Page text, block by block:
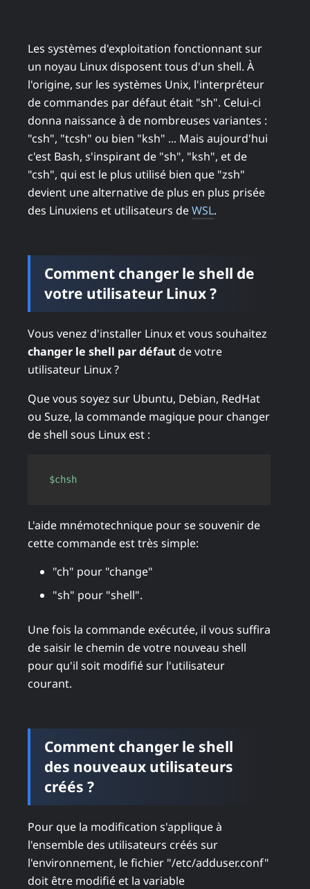
Les systèmes d'exploitation fonctionnant sur
un noyau Linux disposent tous d'un shell. À
l'origine, sur les systèmes Unix, l'interpréteur
de commandes par défaut était "sh". Celui-ci
donna naissance à de nombreuses variantes :
"csh", "tcsh" ou bien "ksh" ... Mais aujourd'hui
c'est Bash, s'inspirant de "sh", "ksh", et de
"csh", qui est le plus utilisé bien que "zsh"
devient une alternative de plus en plus prisée
des Linuxiens et utilisateurs deWSL.
Comment changer le shell de
votre utilisateur Linux ?
Vous venez d'installer Linux et vous souhaitez
changer le shell par défaut de votre
utilisateur Linux ?
Que vous soyez sur Ubuntu, Debian, RedHat
ou Suze, la commande magique pour changer
de shell sous Linux est :
$chsh
L'aide mnémotechnique pour se souvenir de
cette commande est très simple:
"ch" pour "change"
"sh" pour "shell".
Une fois la commande exécutée, il vous suffira
de saisir le chemin de votre nouveau shell
pour qu'il soit modifié sur l'utilisateur
courant.
Comment changer le shell
des nouveaux utilisateurs
créés ?
Pour que la modification s'applique à
l'ensemble des utilisateurs créés sur
l'environnement, le fichier "/etc/adduser.conf"
doit être modifié et la variable